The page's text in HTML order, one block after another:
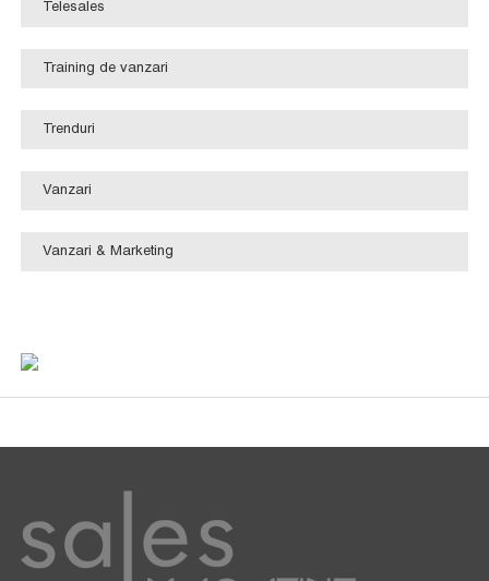
Telesales
Training de vanzari
Trenduri
Vanzari
Vanzari & Marketing